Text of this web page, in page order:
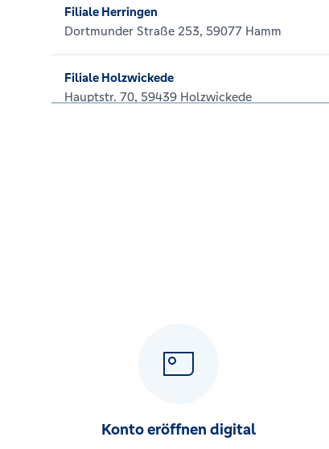
Filiale Herringen
Dortmunder Straße 253, 59077 Hamm
Filiale Holzwickede
Hauptstr. 70, 59439 Holzwickede
Höchstener Str. 2 a, 44267 Dortmund
Am Stift 4-6, 44263 Dortmund
Konto eröffnen digital